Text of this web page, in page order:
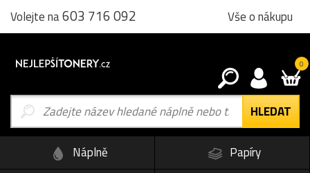
Volejte na603 716 092 Vše o nákupu
0
Náplně
Papíry